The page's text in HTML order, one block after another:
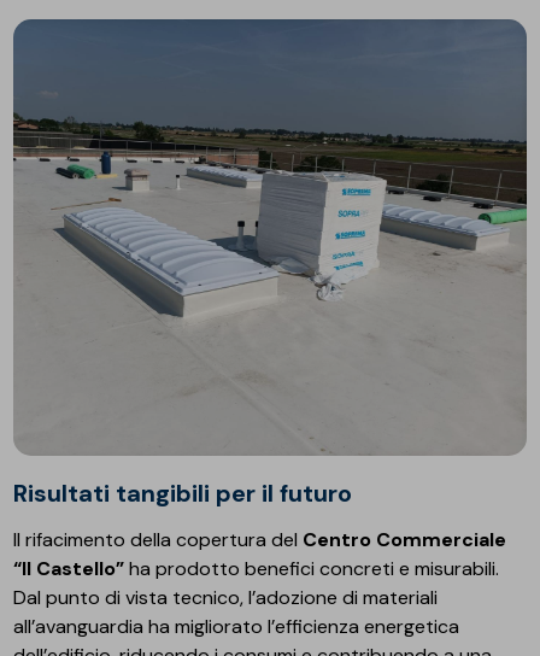
Risultati tangibili per il futuro
Il rifacimento della copertura del Centro Commerciale
“Il Castello”ha prodotto benefici concreti e misurabili.
Dal punto di vista tecnico, l’adozione di materiali
all’avanguardia ha migliorato l’efficienza energetica